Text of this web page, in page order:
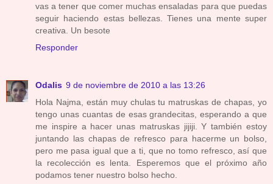
vas a tener que comer muchas ensaladas para que puedas
seguir haciendo estas bellezas. Tienes una mente super
creativa. Un besote
Responder
Odalis 9 de noviembre de 2010 a las 13:26
Hola Najma, están muy chulas tu matruskas de chapas, yo
tengo unas cuantas de esas grandecitas, esperando a que
me inspire a hacer unas matruskas jijiji. Y también estoy
juntando las chapas de refresco para hacerme un bolso,
pero me pasa igual que a ti, que no tomo refresco, así que
la recolección es lenta. Esperemos que el próximo año
podamos tener nuestro bolso hecho.